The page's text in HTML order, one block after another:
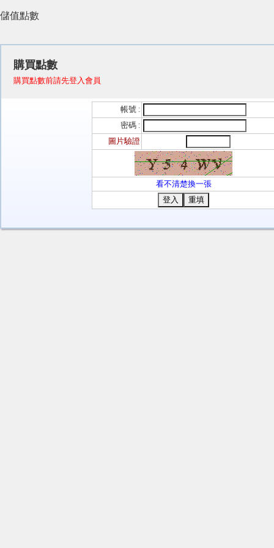
儲值點數
購買點數
購買點數前請先登入會員
帳號 :
密碼 :
圖片驗證
看不清楚換一張